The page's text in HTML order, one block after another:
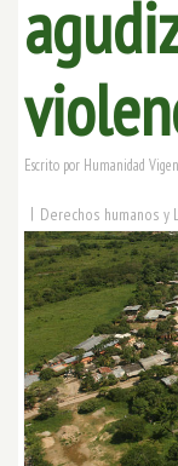
Escrito por Humanidad
| Derechos humanos y